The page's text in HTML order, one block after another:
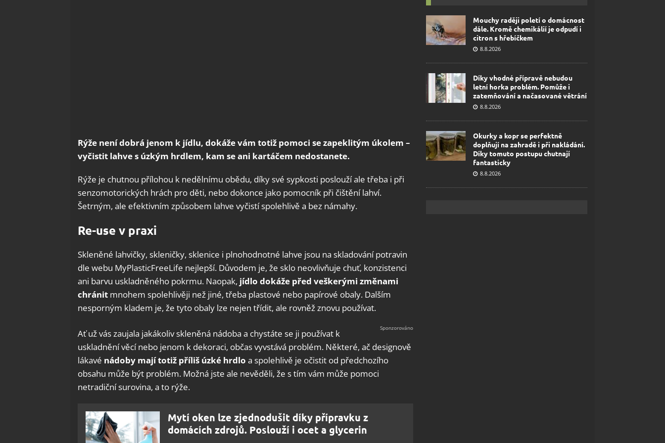
Rýže není dobrá jenom k jídlu, dokáže vám totiž pomoci se zapeklitým úkolem –
vyčistit lahve s úzkým hrdlem, kam se ani kartáčem nedostanete.
Rýže je chutnou přílohou k nedělnímu obědu, díky své sypkosti poslouží ale třeba i při
senzomotorických hrách pro děti, nebo dokonce jako pomocník při čištění lahví.
Šetrným, ale efektivním způsobem lahve vyčistí spolehlivě a bez námahy.
Re-use v praxi
Skleněné lahvičky, skleničky, sklenice i plnohodnotné lahve jsou na skladování potravin
dle webu MyPlasticFreeLife nejlepší. Důvodem je, že sklo neovlivňuje chuť, konzistenci
ani barvu uskladněného pokrmu. Naopak, jídlo dokáže před veškerými změnami
chránit mnohem spolehlivěji než jiné, třeba plastové nebo papírové obaly. Dalším
nesporným kladem je, že tyto obaly lze nejen třídit, ale rovněž znovu používat.
Ať už vás zaujala jakákoliv skleněná nádoba a chystáte se ji používat k
uskladnění věcí nebo jenom k dekoraci, občas vyvstává problém. Některé, ač designově
lákavé nádoby mají totiž příliš úzké hrdlo a spolehlivě je očistit od předchozího
obsahu může být problém. Možná jste ale nevěděli, že s tím vám může pomoci
netradiční surovina, a to rýže.
Mytí oken lze zjednodušit díky přípravku z
domácích zdrojů. Poslouží i ocet a glycerin
Mouchy raději poletí o domácnost
dále. Kromě chemikálií je odpudí i
citron s hřebíčkem
8.8.2026
Díky vhodné přípravě nebudou
letní horka problém. Pomůže i
zatemňování a načasované větrání
8.8.2026
Okurky a kopr se perfektně
doplňují na zahradě i při nakládání.
Díky tomuto postupu chutnají
fantasticky
8.8.2026